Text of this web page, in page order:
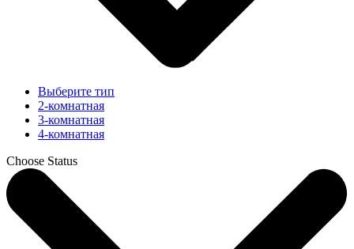
Выберите тип
2-комнатная
3-комнатная
4-комнатная
Choose Status